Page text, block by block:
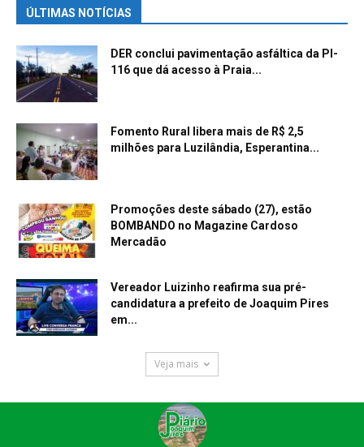
ÚLTIMAS NOTÍCIAS
DER conclui pavimentação asfáltica da PI-
116 que dá acesso à Praia...
Fomento Rural libera mais de R$ 2,5
milhões para Luzilândia, Esperantina...
Promoções deste sábado (27), estão
BOMBANDO no Magazine Cardoso
Mercadão
Vereador Luizinho reafirma sua pré-
candidatura a prefeito de Joaquim Pires
em...
Veja mais